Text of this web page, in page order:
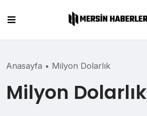
content
Anasayfa • Milyon Dolarlık
Milyon Dolarlık